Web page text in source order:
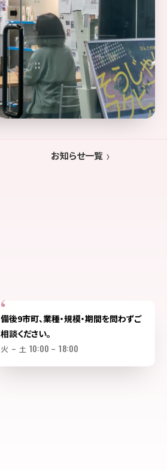
お知らせ一覧
備後9市町、業種・規模・期間を問わずご
相談ください。
火 – 土 10:00 – 18:00